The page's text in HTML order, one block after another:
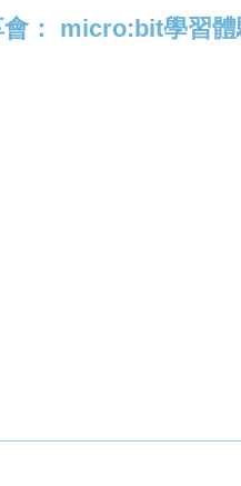
會： micro:bit學習體